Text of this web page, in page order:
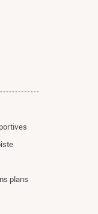
plans